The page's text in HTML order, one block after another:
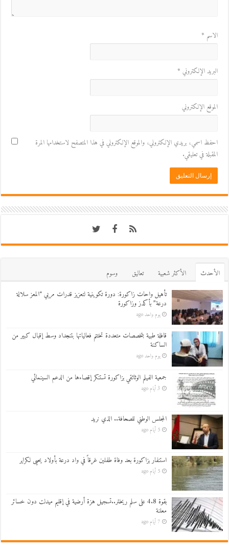
الاسم *
البريد الإلكتروني *
الموقع الإلكتروني
احفظ اسمي، بريدي الإلكتروني، والموقع الإلكتروني في هذا المتصفح لاستخدامها المرة
المقبلة في تعليقي.
اﻷحدث اﻷكثر شعبية تعاليق
وسوم
تأهيل واحات زاكورة: دورة تكوينية لتعزيز قدرات مربي “المعز سلالة
درعة” بأكدز وزاكورة
يوم واحد ago
قافلة طبية بتخصصات متعددة تختتم فعالياتها بتنجداد وسط إقبال كبير من
الساكنة
يوم واحد ago
جمعية الفيلم الوثائقي بزاكورة تستنكر إقصاءها من الدعم السينمائي
3 أيام ago
المجلس الوطني للصحافة.. الذي نريد
5 أيام ago
استنفار بزاكورة بعد وفاة طفلين غرقاً في واد درعة بأولاد يحيى لكراير
5 أيام ago
بقوة 4.8 على سلم ريختر..تسجيل هزة أرضية في إقليم ميدلت دون خسائر
معلنة
7 أيام ago